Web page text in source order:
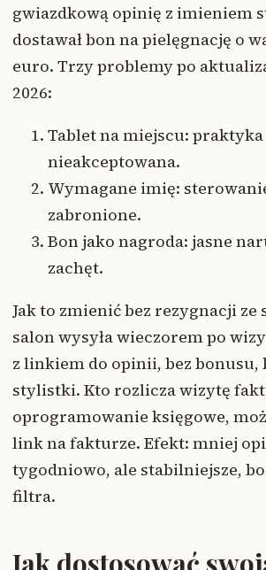
gwiazdkową opinię z imieniem
dostawał bon na pielęgnację o
euro. Trzy problemy po
2026:
Tablet na miejscu:
nieakceptowana.
Wymagane imię:
zabronione.
Bon jako nagroda: jasne
zachęt.
Jak to zmienić bez rezygnacji
salon wysyła wieczorem po
z linkiem do opinii, bez bonusu,
stylistki. Kto rozlicza wizytę
oprogramowanie księgowe,
link na fakturze. Efekt: mniej
tygodniowo, ale stabilniejsze,
filtra.
Jak dostosować